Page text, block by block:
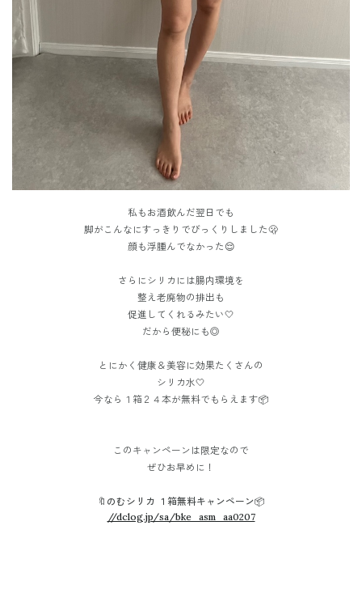
私もお酒飲んだ翌日でも
脚がこんなにすっきりでびっくりしました🫢
顔も浮腫んでなかった😌
さらにシリカには腸内環境を
整え老廃物の排出も
促進してくれるみたい🤍
だから便秘にも◎
とにかく健康＆美容に効果たくさんの
シリカ水🤍
今なら１箱２４本が無料でもらえます📦
このキャンペーンは限定なので
ぜひお早めに！
🔖のむシリカ １箱無料キャンペーン📦
//dclog.jp/sa/bke_asm_aa0207